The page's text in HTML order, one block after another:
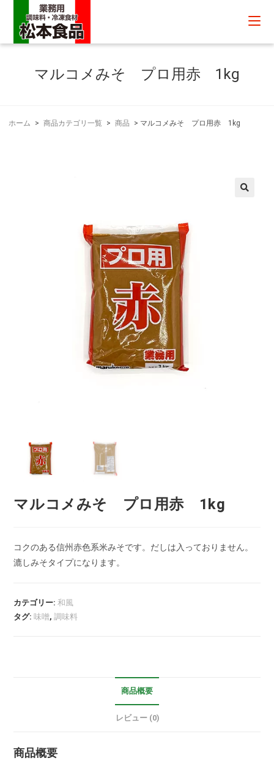
マルコメみそ プロ用赤 1kg
ホーム > 商品カテゴリ一覧 > 商品 > マルコメみそ プロ用赤 1kg
マルコメみそ プロ用赤 1kg
コクのある信州赤色系米みそです。だしは入っておりません。
漉しみそタイプになります。
カテゴリー:和風
タグ:味噌,調味料
商品概要
レビュー (0)
商品概要